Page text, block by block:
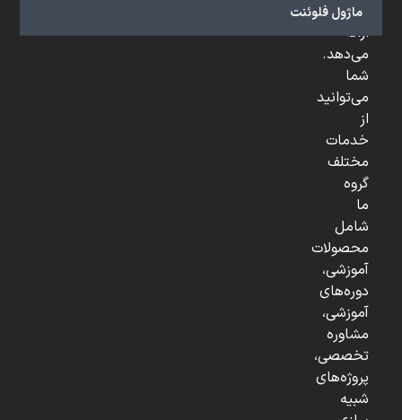
ماژول فلوئنت
...
ارائه
می‌دهد.
شما
می‌توانید
از
خدمات
مختلف
گروه
ما
شامل
محصولات
آموزشی،
دوره‌های
آموزشی،
مشاوره
تخصصی،
پروژه‌های
شبیه